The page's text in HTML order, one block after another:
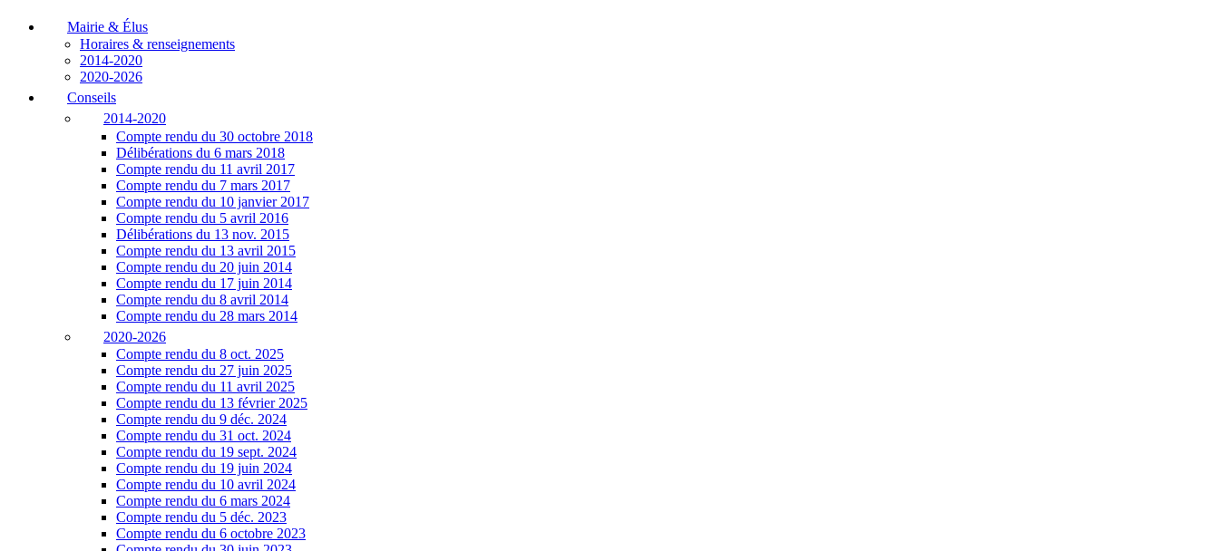
Mairie & Élus
Horaires & renseignements
2014-2020
2020-2026
Conseils
2014-2020
Compte rendu du 30 octobre 2018
Délibérations du 6 mars 2018
Compte rendu du 11 avril 2017
Compte rendu du 7 mars 2017
Compte rendu du 10 janvier 2017
Compte rendu du 5 avril 2016
Délibérations du 13 nov. 2015
Compte rendu du 13 avril 2015
Compte rendu du 20 juin 2014
Compte rendu du 17 juin 2014
Compte rendu du 8 avril 2014
Compte rendu du 28 mars 2014
2020-2026
Compte rendu du 8 oct. 2025
Compte rendu du 27 juin 2025
Compte rendu du 11 avril 2025
Compte rendu du 13 février 2025
Compte rendu du 9 déc. 2024
Compte rendu du 31 oct. 2024
Compte rendu du 19 sept. 2024
Compte rendu du 19 juin 2024
Compte rendu du 10 avril 2024
Compte rendu du 6 mars 2024
Compte rendu du 5 déc. 2023
Compte rendu du 6 octobre 2023